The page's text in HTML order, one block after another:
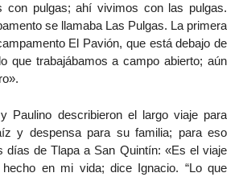
con pulgas; ahí vivimos con las pulgas.
se llamaba Las Pulgas. La primera
El Pavión, que está debajo de
que trabajábamos a campo abierto; aún
Paulino describieron el largo viaje para
y despensa para su familia; para eso
días de Tlapa a San Quintín: «Es el viaje
en mi vida; dice Ignacio. “Lo que